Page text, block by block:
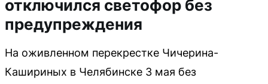
отключился светофор без
предупреждения
На оживленном перекрестке Чичерина-
Кашириных в Челябинске 3 мая без